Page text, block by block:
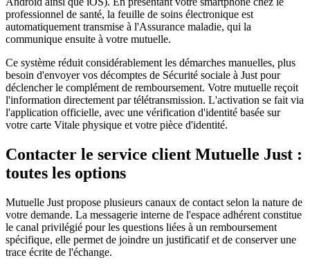
professionnel de santé, la feuille de soins électronique est
automatiquement transmise à l'Assurance maladie, qui la
communique ensuite à votre mutuelle.
Ce système réduit considérablement les démarches manuelles, plus
besoin d'envoyer vos décomptes de Sécurité sociale à Just pour
déclencher le complément de remboursement. Votre mutuelle reçoit
l'information directement par télétransmission. L'activation se fait via
l'application officielle, avec une vérification d'identité basée sur
votre carte Vitale physique et votre pièce d'identité.
Contacter le service client Mutuelle Just :
toutes les options
Mutuelle Just propose plusieurs canaux de contact selon la nature de
votre demande. La messagerie interne de l'espace adhérent constitue
le canal privilégié pour les questions liées à un remboursement
spécifique, elle permet de joindre un justificatif et de conserver une
trace écrite de l'échange.